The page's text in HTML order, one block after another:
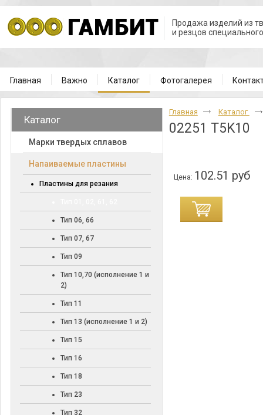
Продажа изделий из
и резцов
Главная Важно Каталог Фотогалерея
Каталог
Марки твердых сплавов
Напаиваемые пластины
Пластины для резания
Тип 06, 66
Тип 07, 67
Тип 09
Тип 10,70 (исполнение 1 и
2)
Тип 11
Тип 13 (исполнение 1 и 2)
Тип 15
Тип 16
Тип 18
Тип 23
Тип 32
Главная Каталог
02251 T5K10
Цена: 102.51 руб